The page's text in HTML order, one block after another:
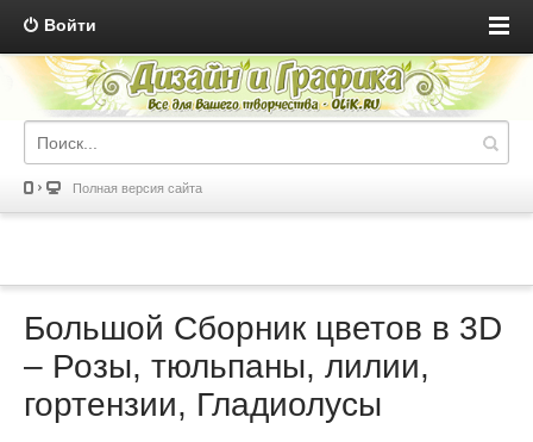
Войти
Полная версия сайта
Большой Сборник цветов в 3D
– Розы, тюльпаны, лилии,
гортензии, Гладиолусы